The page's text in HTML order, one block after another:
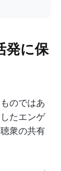
発に保
のではあ
たエンゲ
衆の共有